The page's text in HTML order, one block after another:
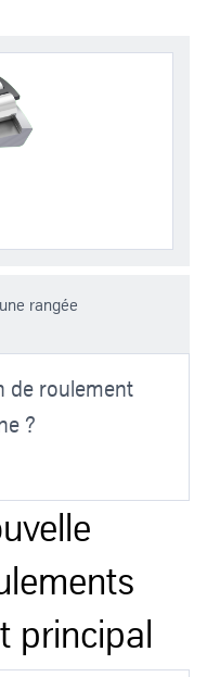
rangée
de roulement
?
principal